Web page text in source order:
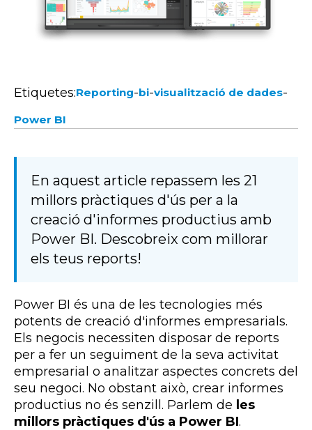
Etiquetes:Reporting-bi-visualització de dades-
Power BI
En aquest article repassem les 21
millors pràctiques d'ús per a la
creació d'informes productius amb
Power BI. Descobreix com millorar
els teus reports!
Power BI és una de les tecnologies més
potents de creació d'informes empresarials.
Els negocis necessiten disposar de reports
per a fer un seguiment de la seva activitat
empresarial o analitzar aspectes concrets del
seu negoci. No obstant això, crear informes
productius no és senzill. Parlem de les
millors pràctiques d'ús a Power BI.